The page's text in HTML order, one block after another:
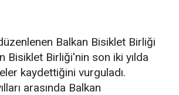
Balkan Bisiklet Birliği
Bisiklet Birliği'nin son iki yılda
kaydettiğini vurguladı.
arasında Balkan